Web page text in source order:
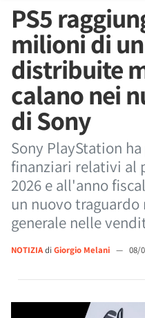
PS5
milioni di
distribuite
calano nei
di Sony
Sony PlayStation
finanziari relativi al
2026 e all'anno
un nuovo traguardo
generale nelle
NOTIZIAdi Giorgio Melani — 08/